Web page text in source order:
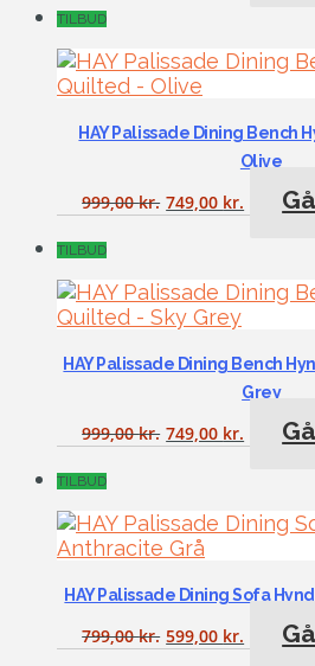
TILBUD
HAY Palissade Dining Bench
Olive
999,00kr. 749,00 kr.
TILBUD
HAY Palissade Dining Bench
Grey
999,00kr. 749,00 kr.
TILBUD
HAY Palissade Dining Sofa
799,00kr. 599,00 kr.